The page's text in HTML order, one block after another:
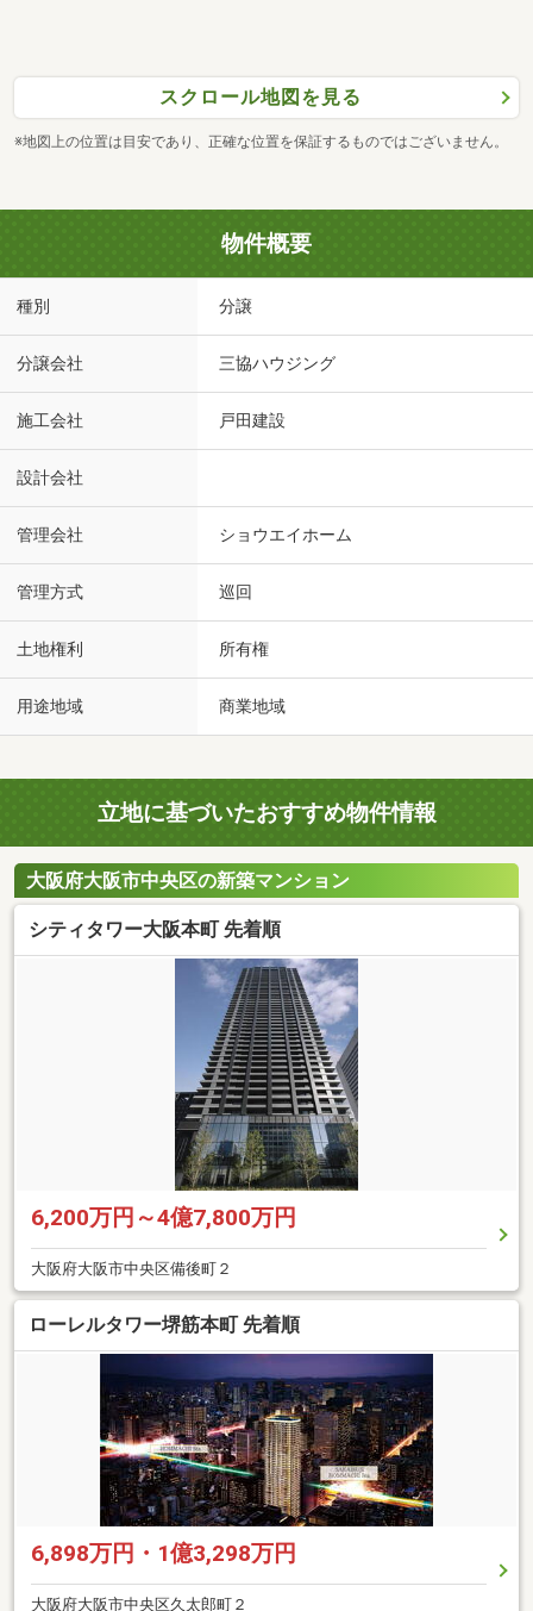
スクロール地図を見る
※地図上の位置は目安であり、正確な位置を保証するものではございません。
物件概要
種別 分譲
分譲会社 三協ハウジング
施工会社 戸田建設
設計会社
管理会社 ショウエイホーム
管理方式 巡回
土地権利 所有権
用途地域 商業地域
立地に基づいたおすすめ物件情報
大阪府大阪市中央区の新築マンション
シティタワー大阪本町 先着順
6,200万円～4億7,800万円
大阪府大阪市中央区備後町２
ローレルタワー堺筋本町 先着順
6,898万円・1億3,298万円
大阪府大阪市中央区久太郎町２